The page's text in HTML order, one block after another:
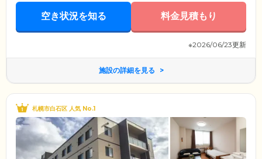
空き状況を知る 料金見積もり
※2026/06/23更新
施設の詳細を見る
札幌市白石区 人気 No.1